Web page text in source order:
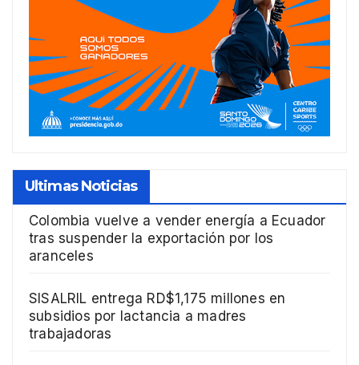
Ultimas Noticias
Colombia vuelve a vender energía a Ecuador
tras suspender la exportación por los
aranceles
SISALRIL entrega RD$1,175 millones en
subsidios por lactancia a madres
trabajadoras